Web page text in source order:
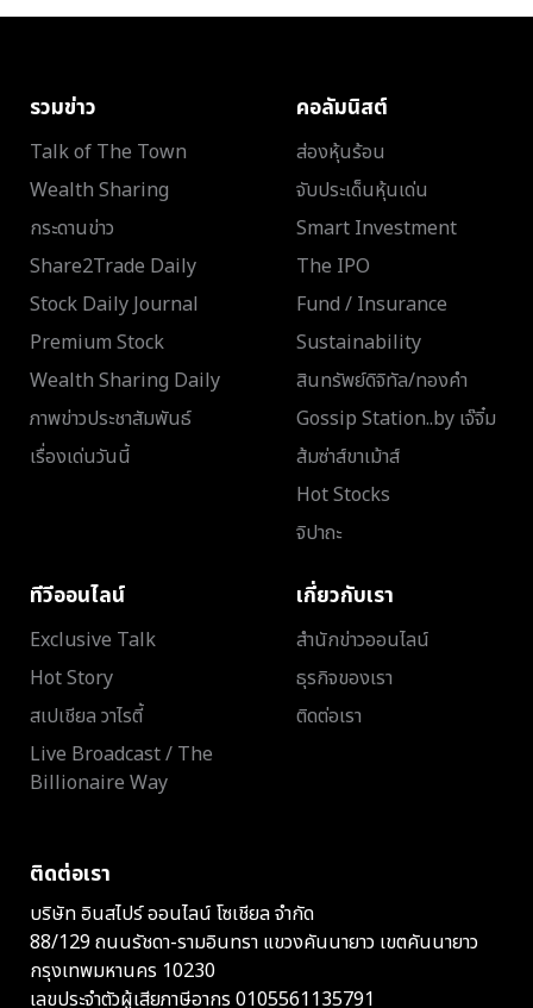
รวมข่าว
Talk of The Town
Wealth Sharing
กระดานข่าว
Share2Trade Daily
Stock Daily Journal
Premium Stock
Wealth Sharing Daily
ภาพข่าวประชาสัมพันธ์
เรื่องเด่นวันนี้
คอลัมนิสต์
ส่องหุ้นร้อน
จับประเด็นหุ้นเด่น
Smart Investment
The IPO
Fund / Insurance
Sustainability
สินทรัพย์ดิจิทัล/ทองคำ
Gossip Station..by เจ๊จิ๋ม
ส้มซ่าส์ขาเม้าส์
Hot Stocks
จิปาถะ
ทีวีออนไลน์
Exclusive Talk
Hot Story
สเปเชียล วาไรตี้
Live Broadcast / The
Billionaire Way
เกี่ยวกับเรา
สำนักข่าวออนไลน์
ธุรกิจของเรา
ติดต่อเรา
ติดต่อเรา
บริษัท อินสไปร์ ออนไลน์ โซเชียล จำกัด
88/129 ถนนรัชดา-รามอินทรา แขวงคันนายาว เขตคันนายาว
กรุงเทพมหานคร 10230
เลขประจำตัวผู้เสียภาษีอากร 0105561135791